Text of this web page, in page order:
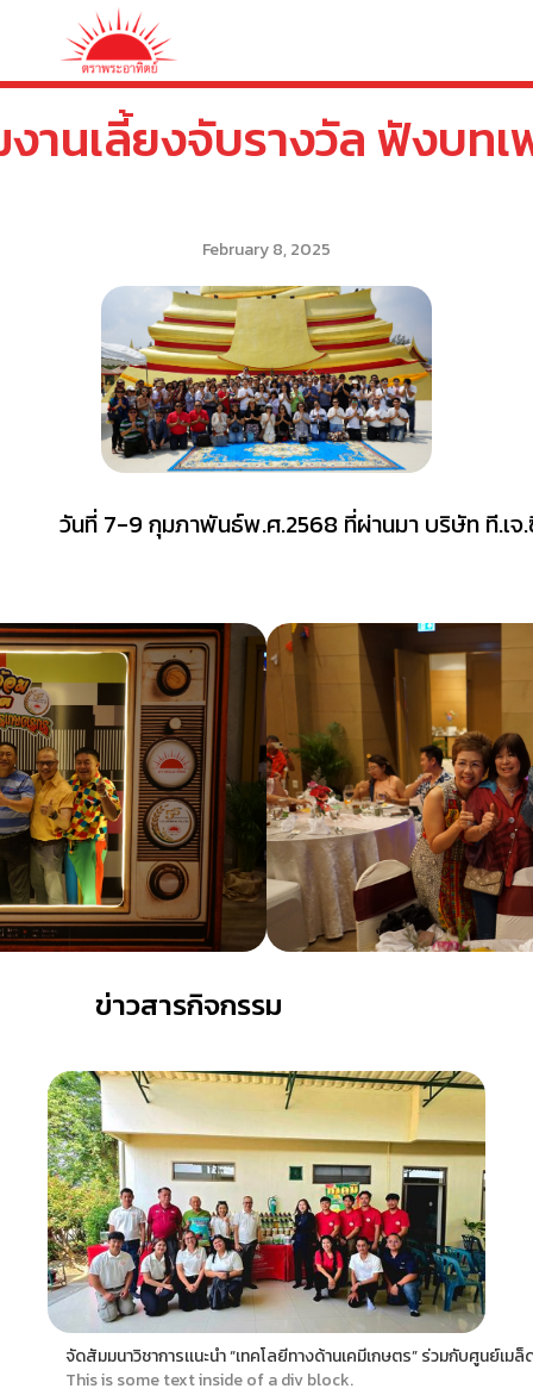
นเลี้ยงจับรางวัล ฟังบทเ
February 8, 2025
วันที่ 7-9 กุมภาพันธ์พ.ศ.2568 ที่ผ่านมา บริษัท ที.เ
ข่าวสารกิจกรรม
จัดสัมมนาวิชาการเเนะนำ “เทคโลยีทางด้านเคมีเกษตร” ร่วมกับศูนย์เ
This is some text inside of a div block.